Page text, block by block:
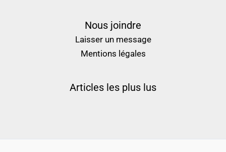
Nous joindre
Laisser un message
Mentions légales
Articles les plus lus